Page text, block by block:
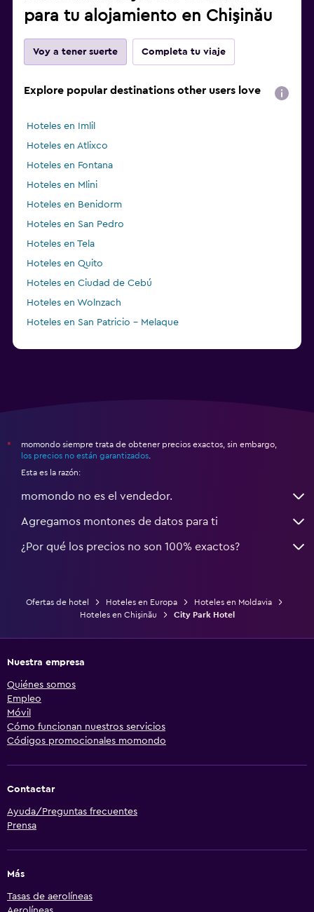
para tu alojamiento en Chişinău
Voy a tener suerte Completa tu viaje
Explore popular destinations other users love
Hoteles en Imlil
Hoteles en Atlixco
Hoteles en Fontana
Hoteles en Mlini
Hoteles en Benidorm
Hoteles en San Pedro
Hoteles en Tela
Hoteles en Quito
Hoteles en Ciudad de Cebú
Hoteles en Wolnzach
Hoteles en San Patricio - Melaque
*
momondo siempre trata de obtener precios exactos, sin embargo,
los precios no están garantizados
Esta es la razón:
momondo no es el vendedor.
Agregamos montones de datos para ti
¿Por qué los precios no son 100% exactos?
Ofertas de hotel Hoteles en Europa
Hoteles en Moldavia
Hoteles en Chişinău
City Park Hotel
Nuestra empresa
Quiénes somos
Empleo
Móvil
Cómo funcionan nuestros servicios
Códigos promocionales momondo
Contactar
Ayuda/Preguntas frecuentes
Prensa
Más
Tasas de aerolíneas